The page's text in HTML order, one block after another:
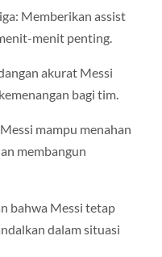
Memberikan assist
menit penting.
akurat Messi
bagi tim.
mampu menahan
membangun
bahwa Messi tetap
dalam situasi